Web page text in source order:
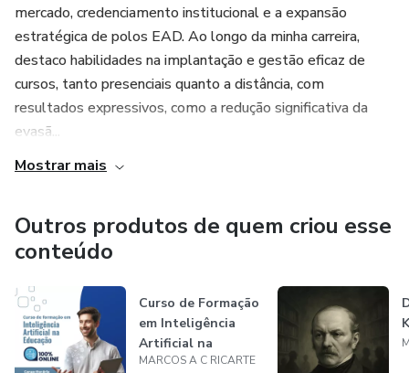
mercado, credenciamento institucional e a expansão
estratégica de polos EAD. Ao longo da minha carreira,
destaco habilidades na implantação e gestão eficaz de
cursos, tanto presenciais quanto a distância, com
resultados expressivos, como a redução significativa da
evasã...
Mostrar mais
Outros produtos de quem criou esse
conteúdo
Curso de Formação
em Inteligência
Artificial na
Educação
MARCOS A C RICARTE